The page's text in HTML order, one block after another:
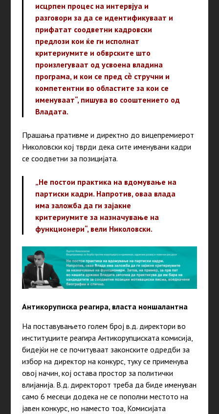
исцрпен процес на интервјуа и
разговори за да се идентификуваат и
прифатат соодветни кадровски
предлози кои ќе ги исполнат
критериумите и обврските што
произлегуваат од усвоена владина
програма, и кои се пред сѐ стручни и
компетентни во областите за кои се
именуваат“, пишува во сооштението од
Владата.
Прашања пративме и директно до вицепремиерот
Николовски кој тврди дека сите именувани кадри
се соодветни за позицијата.
„Не постои практика на вдомување на
партиски кадри. Напротив, оваа влада
има заложба да ги зајакне
критериумите за назначување на
функционери“, вели Николовски.
Антикоруписка реагира, власта ноншалантна
На поставувањето голем број в.д. директори во
институциите реагира Антикорупциската комисија,
бидејќи не се почитуваат законските одредби за
избор на директор на конкурс, туку се применува
овој начин, кој остава простор за политички
влијанија. В.д. директорот треба да биде именуван
само 6 месеци додека не се пополни местото на
јавен конкурс, но наместо тоа, Комисијата